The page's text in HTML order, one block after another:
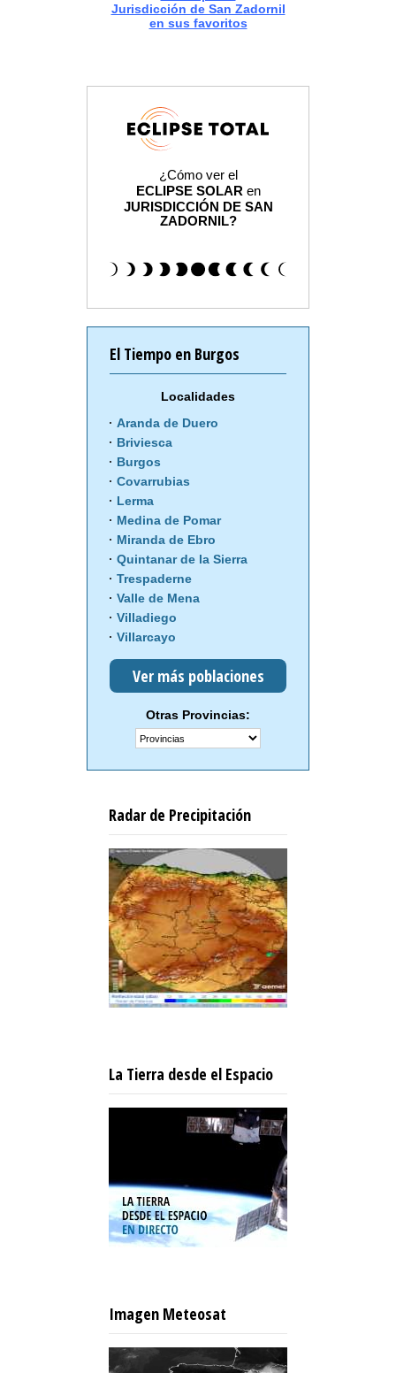
Jurisdicción de San Zadornil
en sus favoritos
¿Cómo ver el
ECLIPSE SOLAR en
JURISDICCIÓN DE SAN
ZADORNIL?
El Tiempo en Burgos
Localidades
Aranda de Duero
Briviesca
Burgos
Covarrubias
Lerma
Medina de Pomar
Miranda de Ebro
Quintanar de la Sierra
Trespaderne
Valle de Mena
Villadiego
Villarcayo
Ver más poblaciones
Otras Provincias:
Radar de Precipitación
La Tierra desde el Espacio
Imagen Meteosat